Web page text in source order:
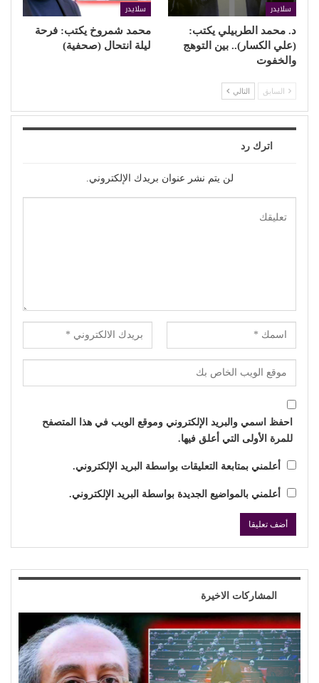
سلايدر
د. محمد الطربيلي يكتب:
(علي الكسار).. بين التوهج
والخفوت
سلايدر
محمد شمروخ يكتب: فرحة
ليلة انتحال (صحفية)
السابق التالي
اترك رد
لن يتم نشر عنوان بريدك الإلكتروني.
احفظ اسمي والبريد الإلكتروني وموقع الويب في هذا المتصفح
للمرة الأولى التي أعلق فيها.
أعلمني بمتابعة التعليقات بواسطة البريد الإلكتروني.
أعلمني بالمواضيع الجديدة بواسطة البريد الإلكتروني.
المشاركات الاخيرة